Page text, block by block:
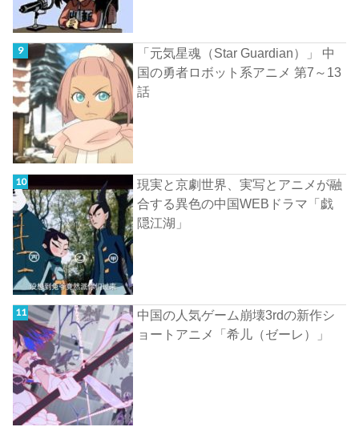
「元気星魂（Star Guardian）」 中
国の勇者ロボット系アニメ 第7～13
話
現実と京劇世界、実写とアニメが融
合する異色の中国WEBドラマ「戯
隠江湖」
中国の人気ゲーム崩壊3rdの新作シ
ョートアニメ「希儿（ゼーレ）」